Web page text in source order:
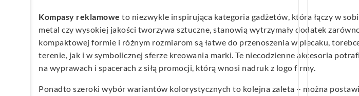
Kompasy reklamowe to niezwykle inspirująca kategoria gadżetów, która łączy w
metal czy wysokiej jakości tworzywa sztuczne, stanowią wytrzymały dodatek
kompaktowej formie i różnym rozmiarom są łatwe do przenoszenia w plecaku,
terenie, jak i w symbolicznej sferze kreowania marki. Te niecodzienne akcesoria
na wyprawach i spacerach z siłą promocji, którą wnosi nadruk z logo firmy.
Ponadto szeroki wybór wariantów kolorystycznych to kolejna zaleta – można